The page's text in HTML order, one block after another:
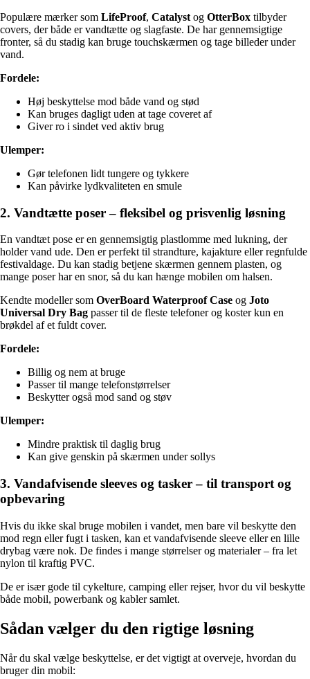
Populære mærker som LifeProof, Catalyst og OtterBox tilbyder
covers, der både er vandtætte og slagfaste. De har gennemsigtige
fronter, så du stadig kan bruge touchskærmen og tage billeder under
vand.
Fordele:
Høj beskyttelse mod både vand og stød
Kan bruges dagligt uden at tage coveret af
Giver ro i sindet ved aktiv brug
Ulemper:
Gør telefonen lidt tungere og tykkere
Kan påvirke lydkvaliteten en smule
2. Vandtætte poser – fleksibel og prisvenlig løsning
En vandtæt pose er en gennemsigtig plastlomme med lukning, der
holder vand ude. Den er perfekt til strandture, kajakture eller regnfulde
festivaldage. Du kan stadig betjene skærmen gennem plasten, og
mange poser har en snor, så du kan hænge mobilen om halsen.
Kendte modeller som OverBoard Waterproof Case og Joto
Universal Dry Bag passer til de fleste telefoner og koster kun en
brøkdel af et fuldt cover.
Fordele:
Billig og nem at bruge
Passer til mange telefonstørrelser
Beskytter også mod sand og støv
Ulemper:
Mindre praktisk til daglig brug
Kan give genskin på skærmen under sollys
3. Vandafvisende sleeves og tasker – til transport og
opbevaring
Hvis du ikke skal bruge mobilen i vandet, men bare vil beskytte den
mod regn eller fugt i tasken, kan et vandafvisende sleeve eller en lille
drybag være nok. De findes i mange størrelser og materialer – fra let
nylon til kraftig PVC.
De er især gode til cykelture, camping eller rejser, hvor du vil beskytte
både mobil, powerbank og kabler samlet.
Sådan vælger du den rigtige løsning
Når du skal vælge beskyttelse, er det vigtigt at overveje, hvordan du
bruger din mobil: